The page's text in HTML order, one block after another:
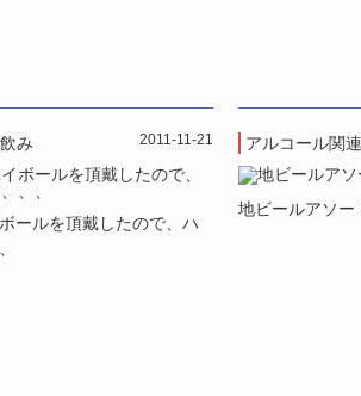
み 2011-11-21
ールを頂戴したので、ハ
アルコール関連
地ビールアソー